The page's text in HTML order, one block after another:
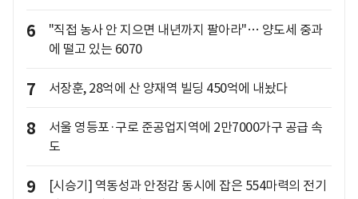
6
"직접 농사 안 지으면 내년까지 팔아라"… 양도세 중과
에 떨고 있는 6070
7 서장훈, 28억에 산 양재역 빌딩 450억에 내놨다
8
서울 영등포·구로 준공업지역에 2만7000가구 공급 속
도
9
[시승기] 역동성과 안정감 동시에 잡은 554마력의 전기